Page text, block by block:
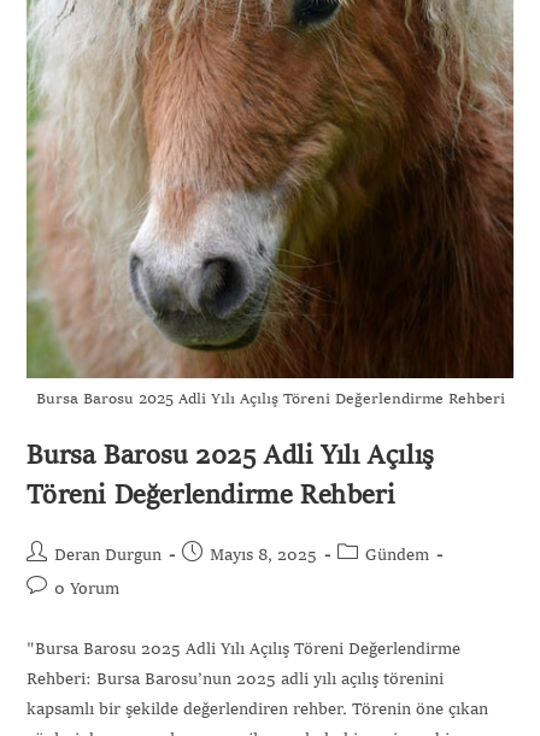
Bursa Barosu 2025 Adli Yılı Açılış Töreni Değerlendirme Rehberi
Bursa Barosu 2025 Adli Yılı Açılış
Töreni Değerlendirme Rehberi
Deran Durgun Mayıs 8, 2025
Gündem
0 Yorum
"Bursa Barosu 2025 Adli Yılı Açılış Töreni Değerlendirme
Rehberi: Bursa Barosu’nun 2025 adli yılı açılış törenini
kapsamlı bir şekilde değerlendiren rehber. Törenin öne çıkan